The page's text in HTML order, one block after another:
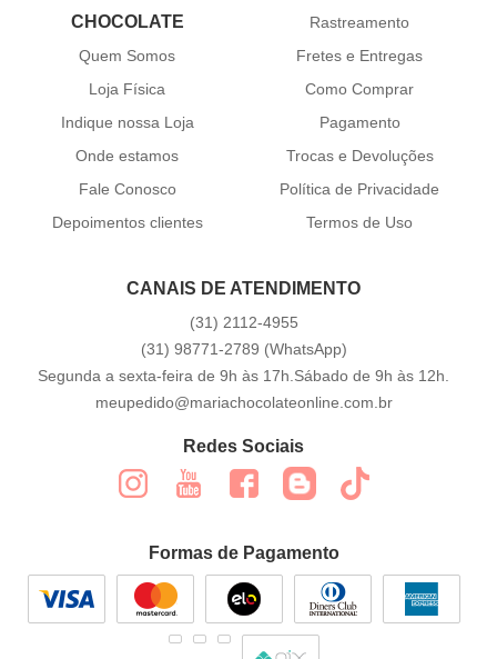
CHOCOLATE
Quem Somos
Loja Física
Indique nossa Loja
Onde estamos
Fale Conosco
Depoimentos clientes
Rastreamento
Fretes e Entregas
Como Comprar
Pagamento
Trocas e Devoluções
Política de Privacidade
Termos de Uso
CANAIS DE ATENDIMENTO
(31) 2112-4955
(31) 98771-2789 (WhatsApp)
Segunda a sexta-feira de 9h às 17h.Sábado de 9h às 12h.
meupedido@mariachocolateonline.com.br
Redes Sociais
Formas de Pagamento